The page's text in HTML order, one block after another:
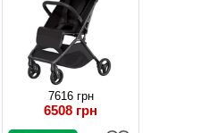
7616 грн
6508 грн